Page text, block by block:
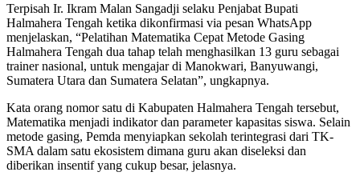
Terpisah Ir. Ikram Malan Sangadji selaku Penjabat Bupati
Halmahera Tengah ketika dikonfirmasi via pesan WhatsApp
menjelaskan, “Pelatihan Matematika Cepat Metode Gasing
Halmahera Tengah dua tahap telah menghasilkan 13 guru sebagai
trainer nasional, untuk mengajar di Manokwari, Banyuwangi,
Sumatera Utara dan Sumatera Selatan”, ungkapnya.
Kata orang nomor satu di Kabupaten Halmahera Tengah tersebut,
Matematika menjadi indikator dan parameter kapasitas siswa. Selain
metode gasing, Pemda menyiapkan sekolah terintegrasi dari TK-
SMA dalam satu ekosistem dimana guru akan diseleksi dan
diberikan insentif yang cukup besar, jelasnya.